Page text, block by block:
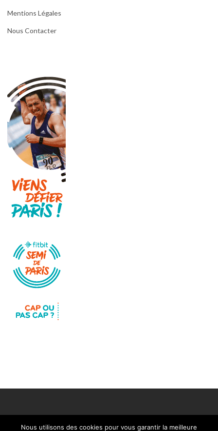
Mentions Légales
Nous Contacter
Nous utilisons des cookies pour vous garantir la meilleure